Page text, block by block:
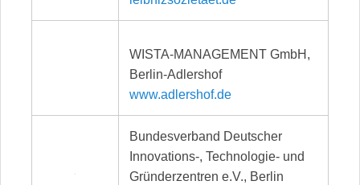
WISTA-MANAGEMENT GmbH,
Berlin-Adlershof
www.adlershof.de
Bundesverband Deutscher
Innovations-, Technologie- und
Gründerzentren e.V., Berlin